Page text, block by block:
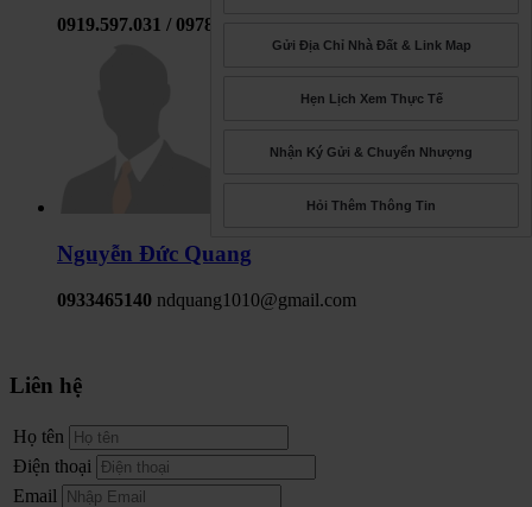
Gửi Địa Chỉ Nhà Đất & Link Map
Hẹn Lịch Xem Thực Tế
Nhận Ký Gửi & Chuyển Nhượng
Hỏi Thêm Thông Tin
0919.597.031 / 0978.374.676
Nguyễn Đức Quang
0933465140 ndquang1010@gmail.com
Liên hệ
Họ tên
Điện thoại
Email